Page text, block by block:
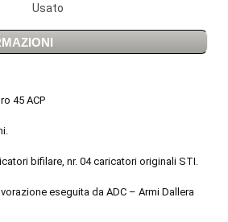
Usato
45 ACP
bifilare, nr. 04 caricatori originali STI.
eseguita da ADC – Armi Dallera